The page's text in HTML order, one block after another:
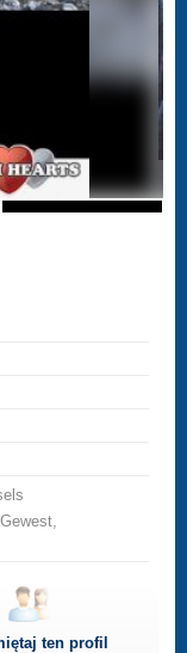
ten profil